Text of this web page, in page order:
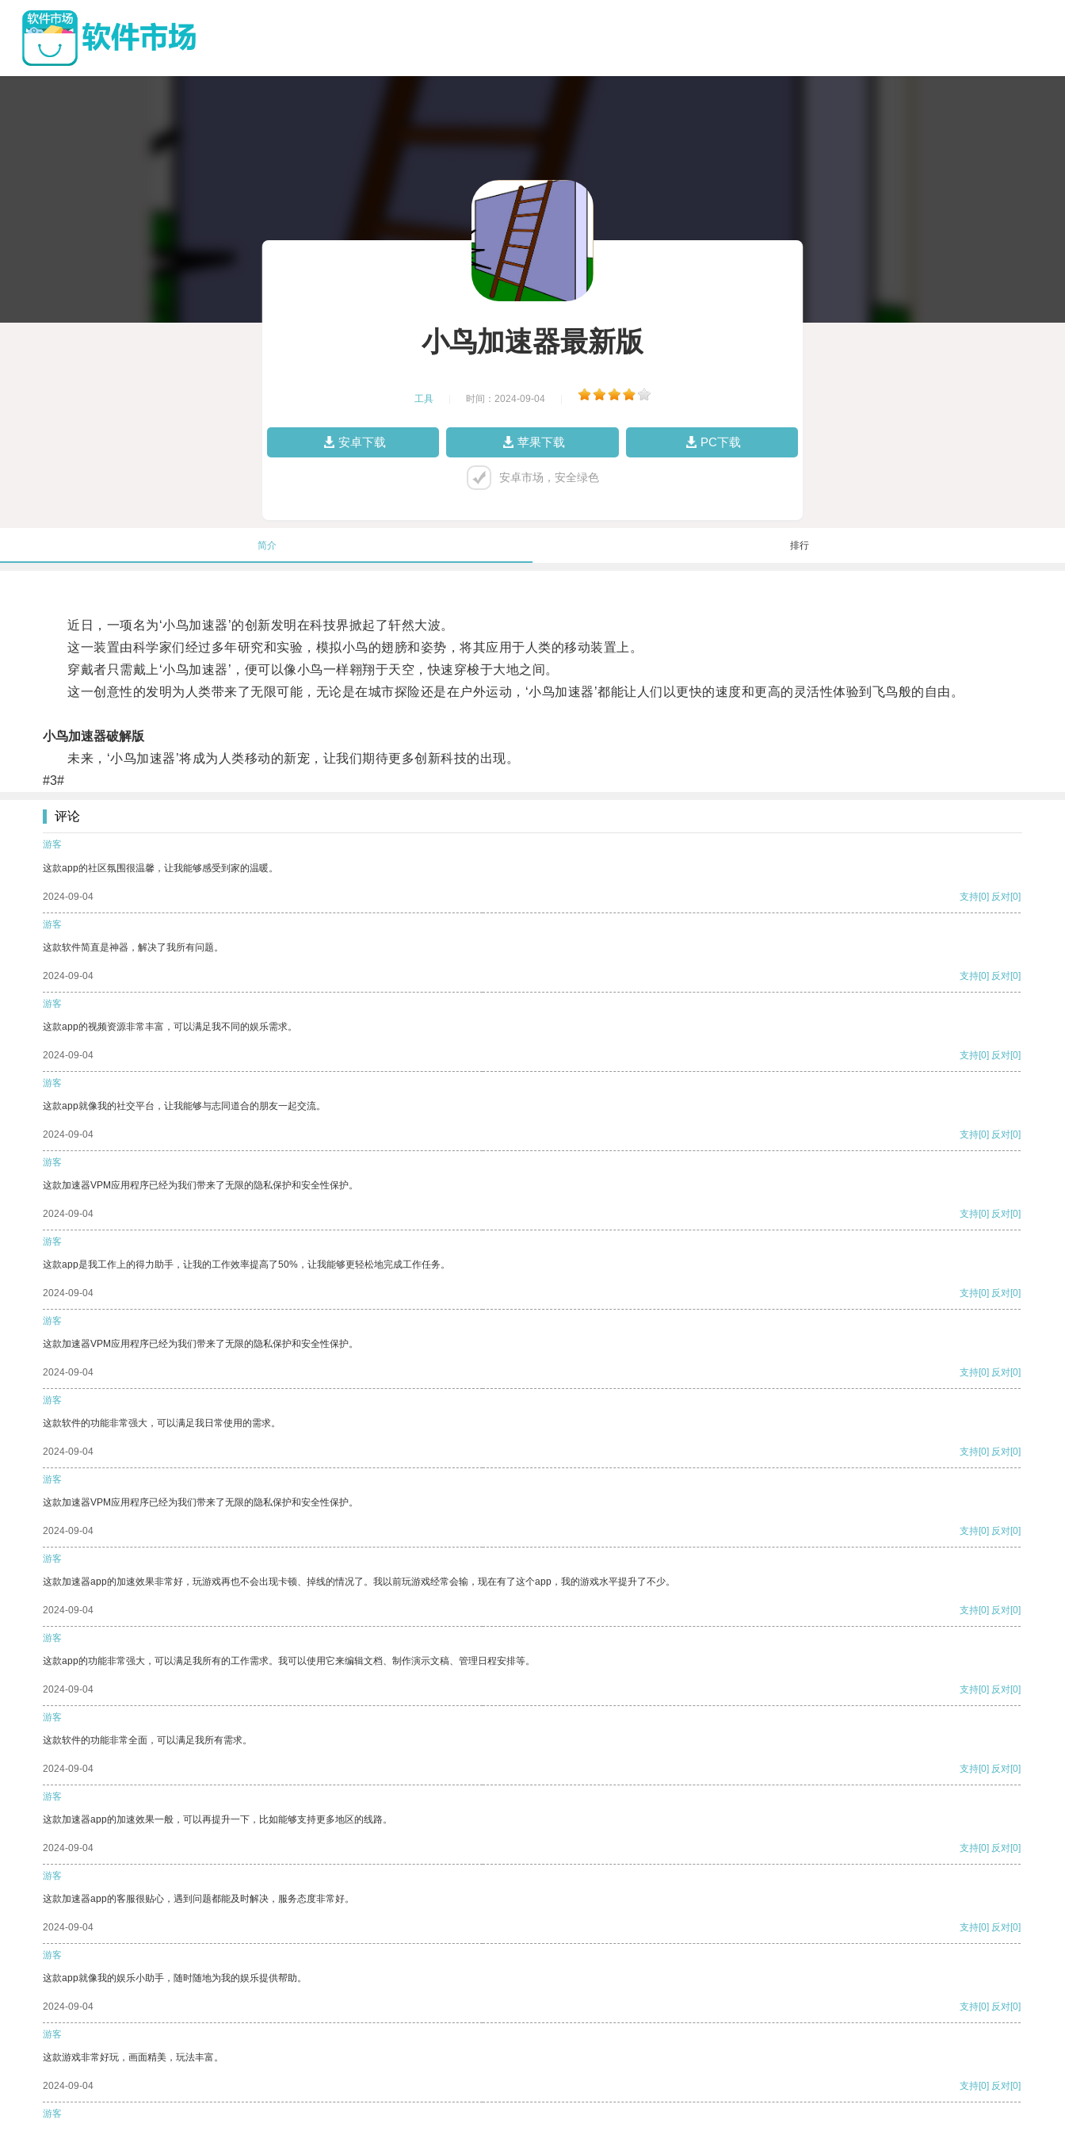
小鸟加速器最新版
工具 时间：2024-09-04
安卓下载 苹果下载 PC下载
安卓市场，安全绿色
简介 排行
近日，一项名为‘小鸟加速器’的创新发明在科技界掀起了轩然大波。
这一装置由科学家们经过多年研究和实验，模拟小鸟的翅膀和姿势，将其应用于人类的移动装置上。
穿戴者只需戴上‘小鸟加速器’，便可以像小鸟一样翱翔于天空，快速穿梭于大地之间。
这一创意性的发明为人类带来了无限可能，无论是在城市探险还是在户外运动，‘小鸟加速器’都能让人们以更快的速度和更高的灵活性体验到飞鸟般的自由。
小鸟加速器破解版
未来，‘小鸟加速器’将成为人类移动的新宠，让我们期待更多创新科技的出现。
#3#
评论
游客
这款app的社区氛围很温馨，让我能够感受到家的温暖。
2024-09-04 支持[0] 反对[0]
游客
这款软件简直是神器，解决了我所有问题。
2024-09-04 支持[0] 反对[0]
游客
这款app的视频资源非常丰富，可以满足我不同的娱乐需求。
2024-09-04 支持[0] 反对[0]
游客
这款app就像我的社交平台，让我能够与志同道合的朋友一起交流。
2024-09-04 支持[0] 反对[0]
游客
这款加速器VPM应用程序已经为我们带来了无限的隐私保护和安全性保护。
2024-09-04 支持[0] 反对[0]
游客
这款app是我工作上的得力助手，让我的工作效率提高了50%，让我能够更轻松地完成工作任务。
2024-09-04 支持[0] 反对[0]
游客
这款加速器VPM应用程序已经为我们带来了无限的隐私保护和安全性保护。
2024-09-04 支持[0] 反对[0]
游客
这款软件的功能非常强大，可以满足我日常使用的需求。
2024-09-04 支持[0] 反对[0]
游客
这款加速器VPM应用程序已经为我们带来了无限的隐私保护和安全性保护。
2024-09-04 支持[0] 反对[0]
游客
这款加速器app的加速效果非常好，玩游戏再也不会出现卡顿、掉线的情况了。我以前玩游戏经常会输，现在有了这个app，我的游戏水平提升了不少。
2024-09-04 支持[0] 反对[0]
游客
这款app的功能非常强大，可以满足我所有的工作需求。我可以使用它来编辑文档、制作演示文稿、管理日程安排等。
2024-09-04 支持[0] 反对[0]
游客
这款软件的功能非常全面，可以满足我所有需求。
2024-09-04 支持[0] 反对[0]
游客
这款加速器app的加速效果一般，可以再提升一下，比如能够支持更多地区的线路。
2024-09-04 支持[0] 反对[0]
游客
这款加速器app的客服很贴心，遇到问题都能及时解决，服务态度非常好。
2024-09-04 支持[0] 反对[0]
游客
这款app就像我的娱乐小助手，随时随地为我的娱乐提供帮助。
2024-09-04 支持[0] 反对[0]
游客
这款游戏非常好玩，画面精美，玩法丰富。
2024-09-04 支持[0] 反对[0]
游客